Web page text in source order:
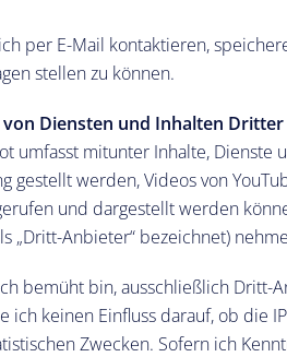
per E-Mail kontaktieren,
stellen zu können.
von Diensten und Inhalten Dritter
umfasst mitunter Inhalte, Dienste
gestellt werden, Videos von
und dargestellt werden
„Dritt-Anbieter“ bezeichnet)
bemüht bin, ausschließlich Dritt-
ich keinen Einfluss darauf, ob die
Zwecken. Sofern ich